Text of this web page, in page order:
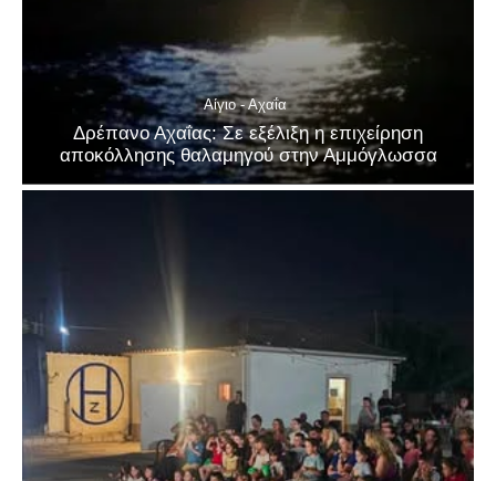
Αίγιο - Αχαΐα
Δρέπανο Αχαΐας: Σε εξέλιξη η επιχείρηση
αποκόλλησης θαλαμηγού στην Αμμόγλωσσα